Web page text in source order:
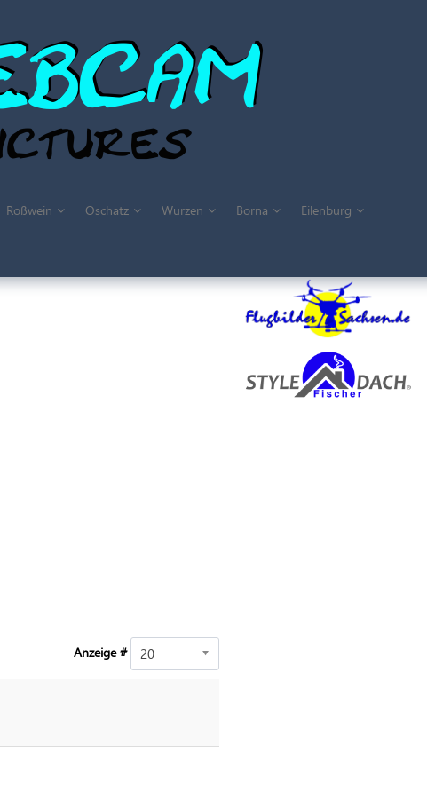
Roßwein Oschatz Wurzen Borna Eilenburg
Anzeige # 20